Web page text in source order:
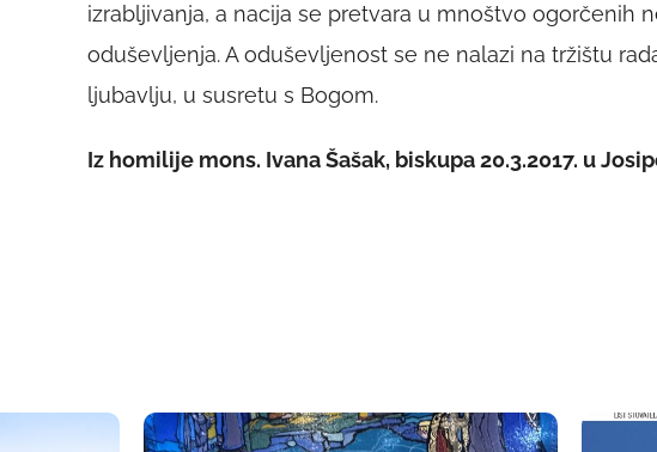
izrabljivanja, a nacija se pretvara u mnoštvo ogorčenih
oduševljenja. A oduševljenost se ne nalazi na tržištu
ljubavlju, u susretu s Bogom.
Iz homilije mons. Ivana Šašak, biskupa 20.3.2017. u